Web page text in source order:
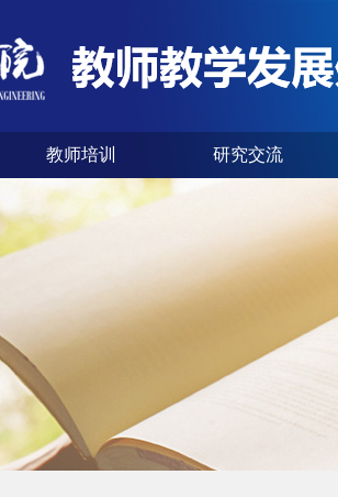
教师培训 研究交流